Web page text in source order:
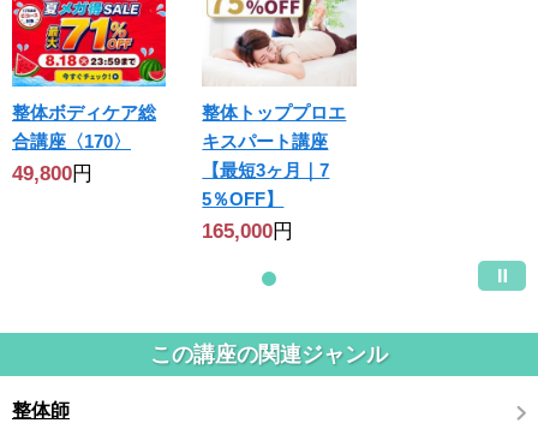
整体ボディケア総
合講座〈170〉
49,800円
整体トッププロエ
キスパート講座
【最短3ヶ月｜7
5％OFF】
165,000円
この講座の関連ジャンル
整体師